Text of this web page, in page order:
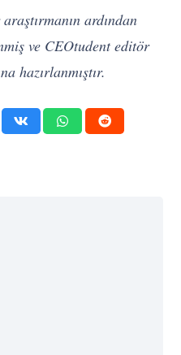
ardından
ve CEOtudent editör
hazırlanmıştır.